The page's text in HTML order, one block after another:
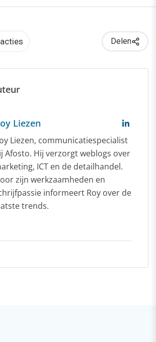
Delen
Liezen
Liezen, communicatiespecialist
Afosto. Hij verzorgt weblogs over
ICT en de detailhandel.
zijn werkzaamheden en
informeert Roy over de
trends.